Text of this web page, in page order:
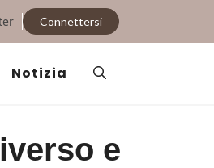
Connettersi
Notizia
e